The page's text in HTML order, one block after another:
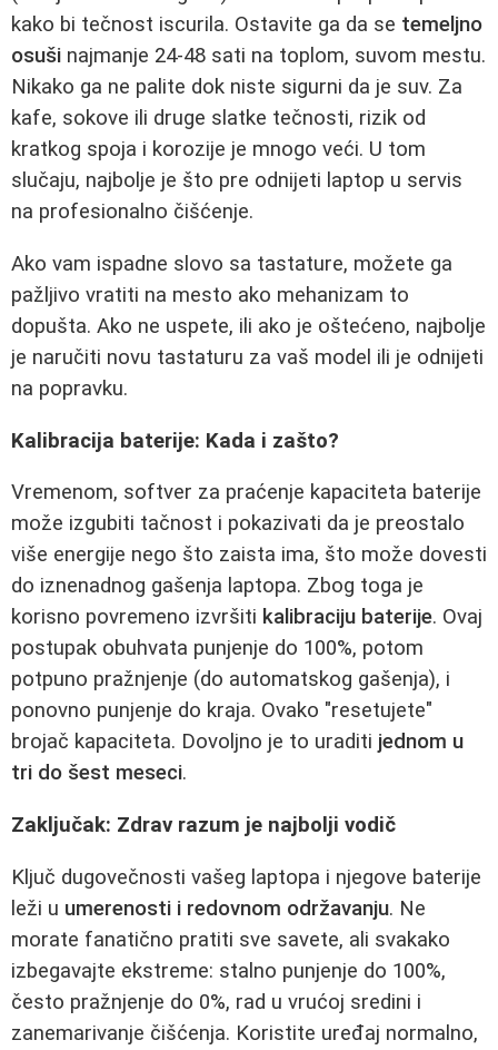
kako bi tečnost iscurila. Ostavite ga da se temeljno
osuši najmanje 24-48 sati na toplom, suvom mestu.
Nikako ga ne palite dok niste sigurni da je suv. Za
kafe, sokove ili druge slatke tečnosti, rizik od
kratkog spoja i korozije je mnogo veći. U tom
slučaju, najbolje je što pre odnijeti laptop u servis
na profesionalno čišćenje.
Ako vam ispadne slovo sa tastature, možete ga
pažljivo vratiti na mesto ako mehanizam to
dopušta. Ako ne uspete, ili ako je oštećeno, najbolje
je naručiti novu tastaturu za vaš model ili je odnijeti
na popravku.
Kalibracija baterije: Kada i zašto?
Vremenom, softver za praćenje kapaciteta baterije
može izgubiti tačnost i pokazivati da je preostalo
više energije nego što zaista ima, što može dovesti
do iznenadnog gašenja laptopa. Zbog toga je
korisno povremeno izvršiti kalibraciju baterije. Ovaj
postupak obuhvata punjenje do 100%, potom
potpuno pražnjenje (do automatskog gašenja), i
ponovno punjenje do kraja. Ovako "resetujete"
brojač kapaciteta. Dovoljno je to uraditi jednom u
tri do šest meseci.
Zaključak: Zdrav razum je najbolji vodič
Ključ dugovečnosti vašeg laptopa i njegove baterije
leži u umerenosti i redovnom održavanju. Ne
morate fanatično pratiti sve savete, ali svakako
izbegavajte ekstreme: stalno punjenje do 100%,
često pražnjenje do 0%, rad u vrućoj sredini i
zanemarivanje čišćenja. Koristite uređaj normalno,